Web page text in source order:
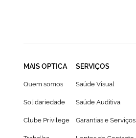
MAIS OPTICA
Quem somos
Solidariedade
Clube Privilege
SERVIÇOS
Saúde Visual
Saúde Auditiva
Garantias e Serviços